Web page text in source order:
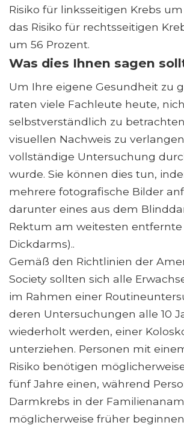
Risiko für linksseitigen Krebs
das Risiko für rechtsseitigen
um 56 Prozent.
Was dies Ihnen sagen
Um Ihre eigene Gesundheit zu
raten viele Fachleute heute,
selbstverständlich zu
visuellen Nachweis zu
vollständige Untersuchung
wurde. Sie können dies tun,
mehrere fotografische Bilder
darunter eines aus dem
Rektum am weitesten entfernte
Dickdarms)..
Gemäß den Richtlinien der
Society sollten sich alle
im Rahmen einer
deren Untersuchungen alle 10
wiederholt werden, einer
unterziehen. Personen mit
Risiko benötigen
fünf Jahre einen, während
Darmkrebs in der
möglicherweise früher